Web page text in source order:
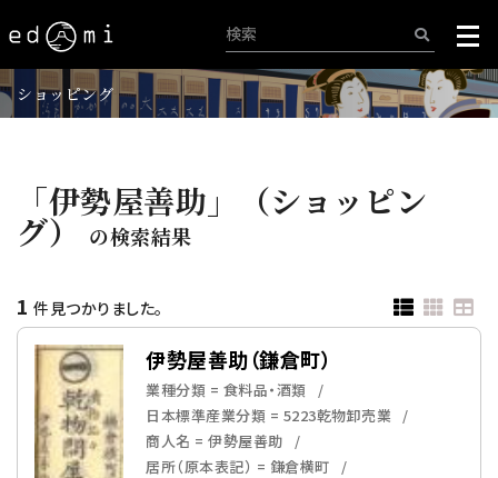
ショッピング
「伊勢屋善助」（ショッピン
グ） の検索結果
1 件見つかりました。
伊勢屋善助（鎌倉町）
業種分類 = 食料品・酒類
日本標準産業分類 = 5223乾物卸売業
商人名 = 伊勢屋善助
居所（原本表記） = 鎌倉横町